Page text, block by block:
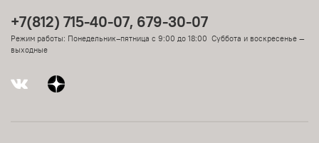
+7(812) 715-40-07, 679-30-07
Режим работы: Понедельник–пятница с 9:00 до 18:00 Суббота и воскресенье —
выходные